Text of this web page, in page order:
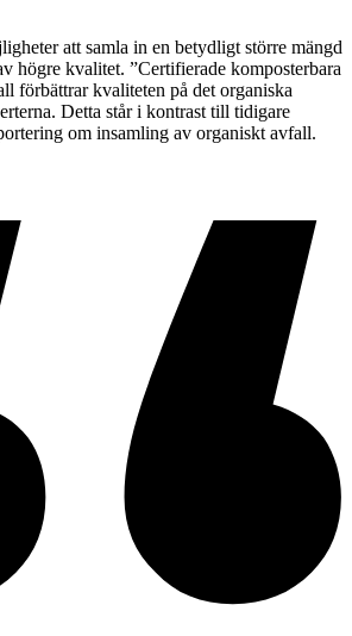
att samla in en betydligt större mängd
högre kvalitet. ”Certifierade komposterbara
förbättrar kvaliteten på det organiska
Detta står i kontrast till tidigare
om insamling av organiskt avfall.